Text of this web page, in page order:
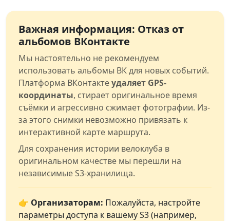
Важная информация: Отказ от
альбомов ВКонтакте
Мы настоятельно не рекомендуем
использовать альбомы ВК для новых событий.
Платформа ВКонтактеудаляет GPS-
координаты, стирает оригинальное время
съёмки и агрессивно сжимает фотографии. Из-
за этого снимки невозможно привязать к
интерактивной карте маршрута.
Для сохранения истории велоклуба в
оригинальном качестве мы перешли на
независимые S3-хранилища.
👉 Организаторам: Пожалуйста, настройте
параметры доступа к вашему S3 (например,